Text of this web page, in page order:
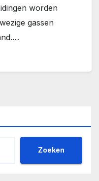
worden
gassen
Zoeken